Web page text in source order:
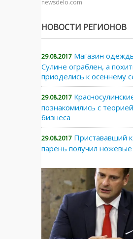
newsdelo.com
НОВОСТИ РЕГИОНОВ
29.08.2017 Магазин
Сулине ограблен, а
приоделись к осеннему
29.08.2017
познакомились с
бизнеса
29.08.2017 Пристававший
парень получил